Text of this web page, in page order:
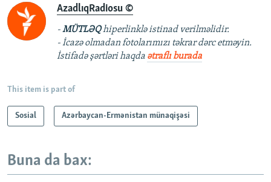
AzadlıqRadiosu ©
-MÜTLƏQhiperlinklə istinad verilməlidir.
- İcazə olmadan fotolarımızı təkrar dərc etməyin.
İstifadə şərtləri haqda ətraflı burada
This item is part of
Sosial Azərbaycan-Ermənistan münaqişəsi
Buna da bax: